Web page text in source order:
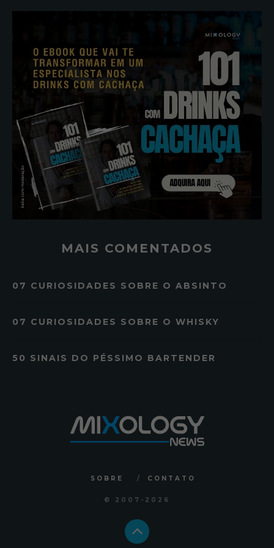
MAIS COMENTADOS
07 CURIOSIDADES SOBRE O ABSINTO
07 CURIOSIDADES SOBRE O WHISKY
50 SINAIS DO PÉSSIMO BARTENDER
SOBRE CONTATO
© 2007 -2026